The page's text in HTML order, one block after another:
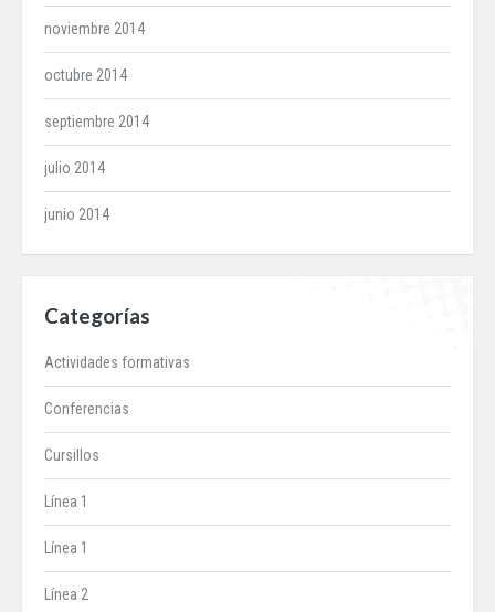
noviembre 2014
octubre 2014
septiembre 2014
julio 2014
junio 2014
Categorías
Actividades formativas
Conferencias
Cursillos
Línea 1
Línea 1
Línea 2